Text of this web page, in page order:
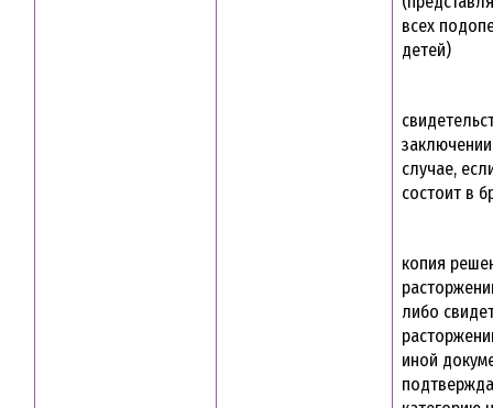
всех
детей)
случае,
состоит в
копия
либо
иной